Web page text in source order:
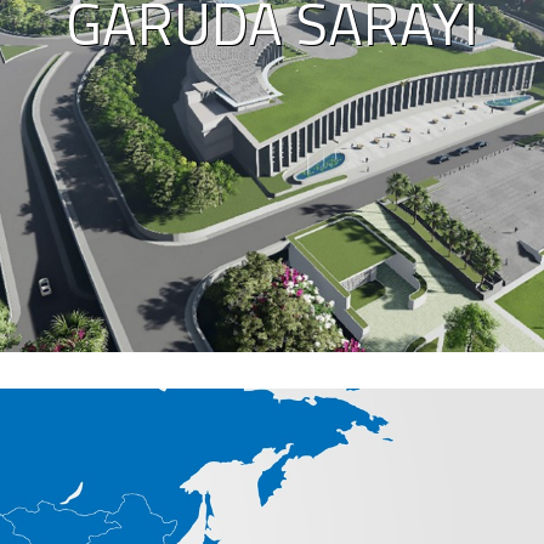
GARUDA SARAYI